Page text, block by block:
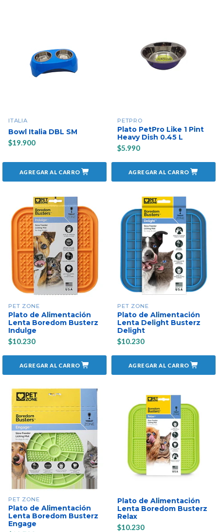
ITALIA
Bowl Italia DBL SM
$19.900
AGREGAR AL CARRO
PETPRO
Plato PetPro Like 1 Pint
Heavy Dish 0.45 L
$5.990
AGREGAR AL CARRO
PET ZONE
Plato de Alimentación
Lenta Boredom Busterz
Indulge
$10.230
AGREGAR AL CARRO
PET ZONE
Plato de Alimentación
Lenta Delight Busterz
Delight
$10.230
AGREGAR AL CARRO
PET ZONE
Plato de Alimentación
Lenta Boredom Busterz
Engage
Plato de Alimentación
Lenta Boredom Busterz
Relax
$10.230